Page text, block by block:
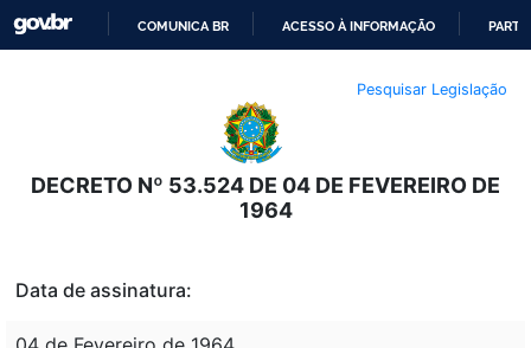
O
CONTEÚDO
COMUNICA BR ACESSO À INFORMAÇÃO
Pesquisar Legislação
DECRETO Nº 53.524 DE 04 DE FEVEREIRO DE
1964
Data de assinatura: